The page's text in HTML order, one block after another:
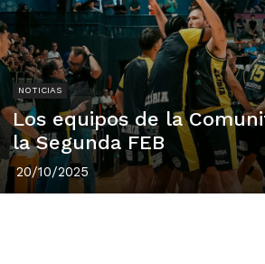
NOTICIAS
Los equipos de la
la Segunda FEB
20/10/2025